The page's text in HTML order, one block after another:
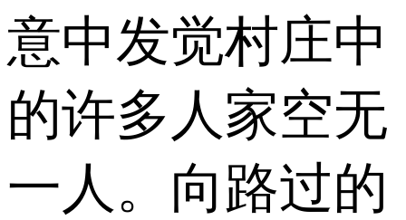
意中发觉村庄中
的许多人家空无
一人。向路过的